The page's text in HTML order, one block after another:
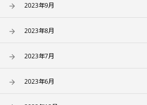
2023年9月
2023年8月
2023年7月
2023年6月